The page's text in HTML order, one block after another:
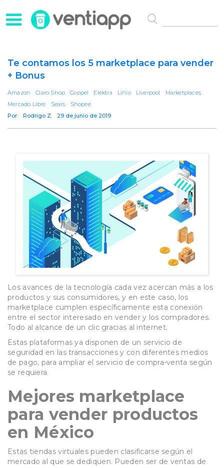
Te contamos los 5 marketplace para vender
+ Bonus
Amazon Claro Shop Coppel Elektra Linio Liverpool
Marketplaces
Mercado Libre
Sears
Shopee
Por:
Rodrigo Z. 29 de junio de 2019
Los avances de la tecnología cada vez acercan más a los
productos y sus consumidores, y en este caso, los
marketplace cumplen específicamente esta conexión
entre el sector interesado en vender y los compradores.
Todo al alcance de un clic gracias al internet.
Estas plataformas ya disponen de un servicio de
seguridad en las transacciones y con diferentes medios
de pago, para ampliar el servicio de compra-venta según
se requiera.
Mejores marketplace
para vender productos
en México
Estas tiendas virtuales pueden clasificarse según el
mercado al que se dediquen. Pueden ser de ventas de